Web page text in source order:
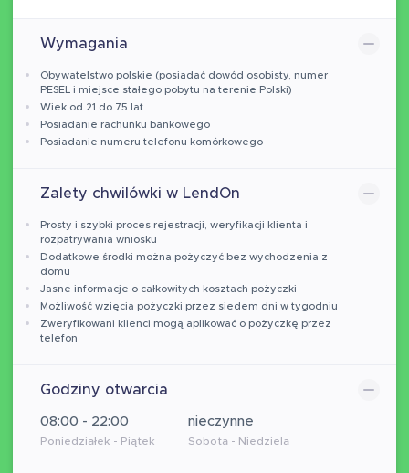
Wymagania
Obywatelstwo polskie (posiadać dowód osobisty, numer
PESEL i miejsce stałego pobytu na terenie Polski)
Wiek od 21 do 75 lat
Posiadanie rachunku bankowego
Posiadanie numeru telefonu komórkowego
Zalety chwilówki w LendOn
Prosty i szybki proces rejestracji, weryfikacji klienta i
rozpatrywania wniosku
Dodatkowe środki można pożyczyć bez wychodzenia z
domu
Jasne informacje o całkowitych kosztach pożyczki
Możliwość wzięcia pożyczki przez siedem dni w tygodniu
Zweryfikowani klienci mogą aplikować o pożyczkę przez
telefon
Godziny otwarcia
08:00 - 22:00
Poniedziałek - Piątek
nieczynne
Sobota - Niedziela